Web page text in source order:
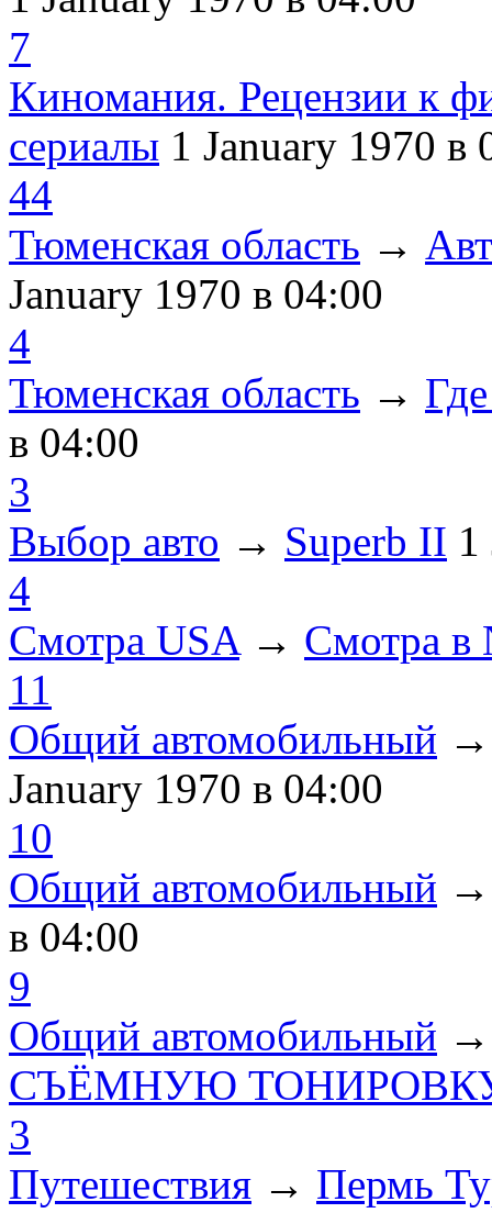
7
Киномания. Рецензии к
сериалы 1 January 1970 в
44
Тюменская область →
January 1970 в 04:00
4
Тюменская область →
в 04:00
3
Выбор авто → Superb II
4
Смотра USA→ Смотра в
11
Общий автомобильный
January 1970 в 04:00
10
Общий автомобильный
в 04:00
9
Общий автомобильный
СЪЁМНУЮ
3
Путешествия → Пермь